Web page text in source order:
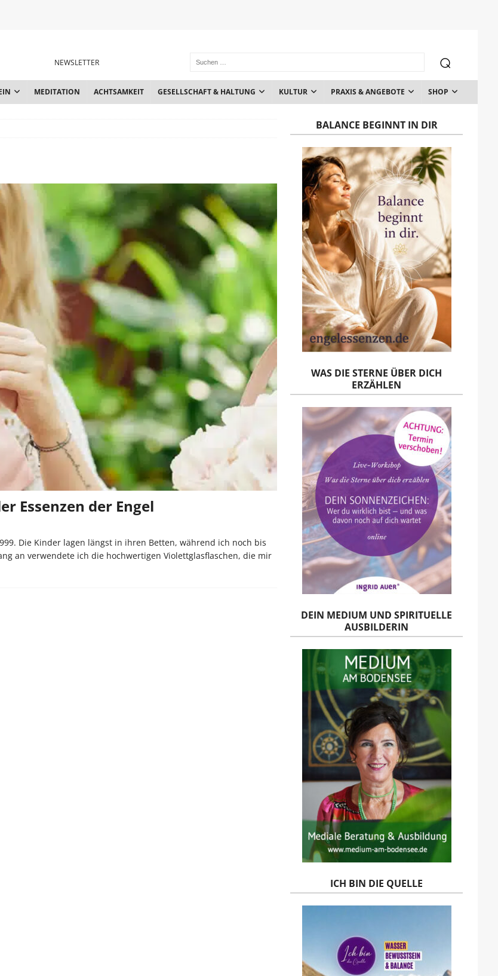
NEWSLETTER
MEDITATION ACHTSAMKEIT GESELLSCHAFT & HALTUNG KULTUR PRAXIS & ANGEBOTE SHOP
Essenzen der Engel
Die Kinder lagen längst in ihren Betten, während ich noch bis
an verwendete ich die hochwertigen Violettglasflaschen, die mir
BALANCE BEGINNT IN DIR
WAS DIE STERNE ÜBER DICH
ERZÄHLEN
DEIN MEDIUM UND SPIRITUELLE
AUSBILDERIN
ICH BIN DIE QUELLE